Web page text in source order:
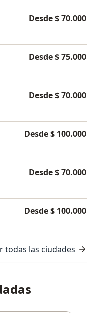
Desde $ 70.000
Desde $ 75.000
Desde $ 70.000
Desde $ 100.000
Desde $ 70.000
Desde $ 100.000
todas las ciudades